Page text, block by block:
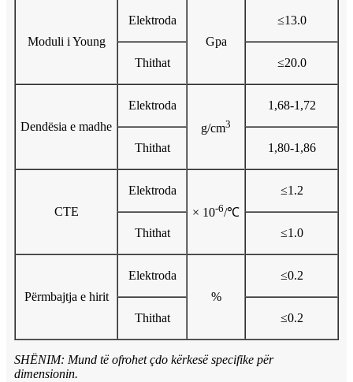
Moduli i Young
Elektroda
Gpa
≤13.0
Thithat ≤20.0
Dendësia e madhe
Elektroda
g/cm3
1,68-1,72
Thithat 1,80-1,86
CTE
Elektroda
× 10-6/℃
≤1.2
Thithat ≤1.0
Përmbajtja e hirit
Elektroda
%
≤0.2
Thithat ≤0.2
SHËNIM: Mund të ofrohet çdo kërkesë specifike për
dimensionin.